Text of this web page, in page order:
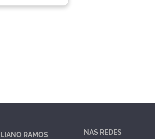
RAMOS NAS REDES